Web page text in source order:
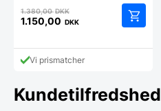
1.380,00DKKDen
oprindelige
var:
1.380,00 DKK.
1.150,00 DKK
aktuelle
prisVi prismatcher
Kundetilfredshed